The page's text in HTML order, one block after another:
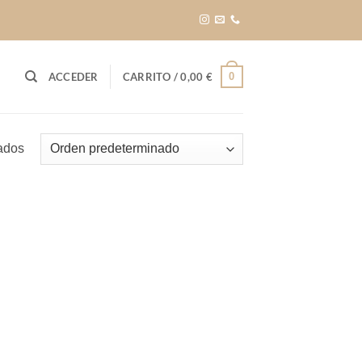
ACCEDER CARRITO /0,00 € 0